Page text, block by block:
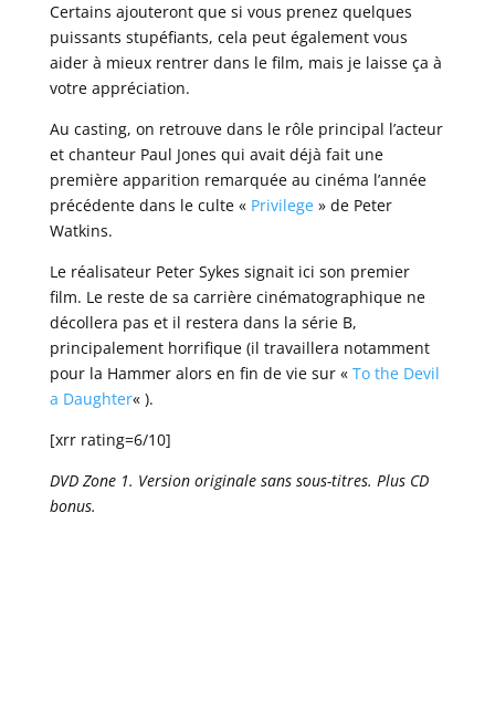
Certains ajouteront que si vous prenez quelques
puissants stupéfiants, cela peut également vous
aider à mieux rentrer dans le film, mais je laisse ça à
votre appréciation.
Au casting, on retrouve dans le rôle principal l’acteur
et chanteur Paul Jones qui avait déjà fait une
première apparition remarquée au cinéma l’année
précédente dans le culte « Privilege» de Peter
Watkins.
Le réalisateur Peter Sykes signait ici son premier
film. Le reste de sa carrière cinématographique ne
décollera pas et il restera dans la série B,
principalement horrifique (il travaillera notamment
pour la Hammer alors en fin de vie sur « To the Devil
a Daughter« ).
[xrr rating=6/10]
DVD Zone 1. Version originale sans sous-titres. Plus CD
bonus.